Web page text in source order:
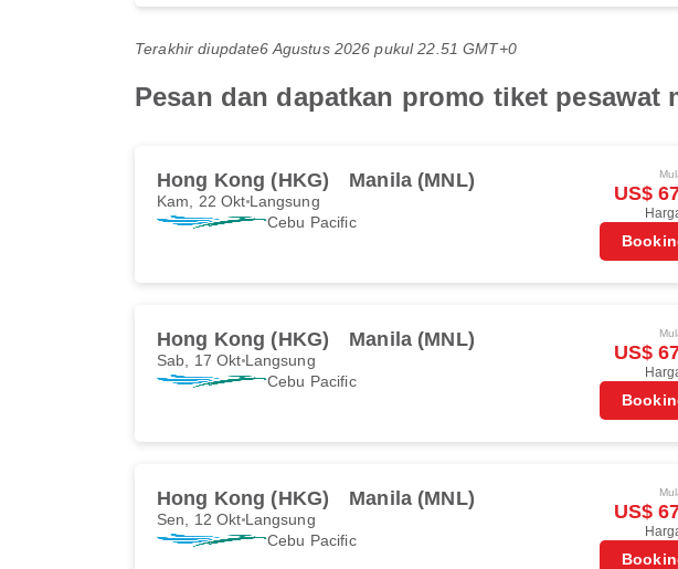
Terakhir diupdate6 Agustus 2026 pukul 22.51 GMT+0
Pesan dan dapatkan promo tiket
Hong Kong (HKG) Manila (MNL)
Kam, 22 Okt Langsung
Cebu Pacific
US$
Hong Kong (HKG) Manila (MNL)
Sab, 17 Okt Langsung
Cebu Pacific
US$
Hong Kong (HKG) Manila (MNL)
Sen, 12 Okt Langsung
Cebu Pacific
US$